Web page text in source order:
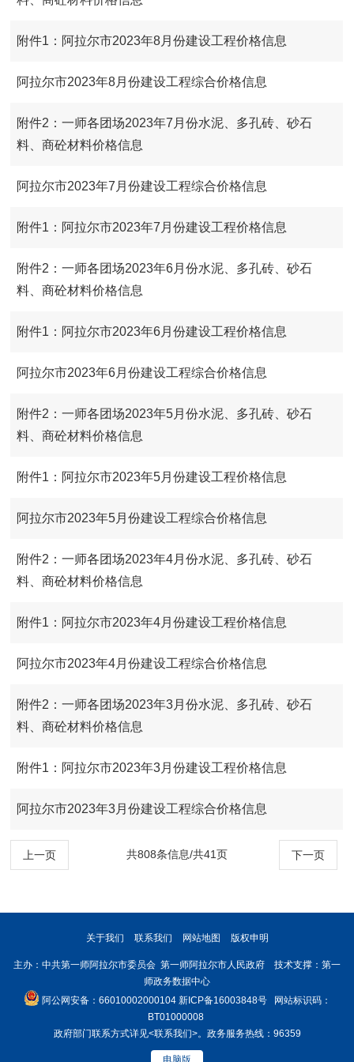
附件1：阿拉尔市2023年8月份建设工程价格信息
阿拉尔市2023年8月份建设工程综合价格信息
附件2：一师各团场2023年7月份水泥、多孔砖、砂石
料、商砼材料价格信息
阿拉尔市2023年7月份建设工程综合价格信息
附件1：阿拉尔市2023年7月份建设工程价格信息
附件2：一师各团场2023年6月份水泥、多孔砖、砂石
料、商砼材料价格信息
附件1：阿拉尔市2023年6月份建设工程价格信息
阿拉尔市2023年6月份建设工程综合价格信息
附件2：一师各团场2023年5月份水泥、多孔砖、砂石
料、商砼材料价格信息
附件1：阿拉尔市2023年5月份建设工程价格信息
阿拉尔市2023年5月份建设工程综合价格信息
附件2：一师各团场2023年4月份水泥、多孔砖、砂石
料、商砼材料价格信息
附件1：阿拉尔市2023年4月份建设工程价格信息
阿拉尔市2023年4月份建设工程综合价格信息
附件2：一师各团场2023年3月份水泥、多孔砖、砂石
料、商砼材料价格信息
附件1：阿拉尔市2023年3月份建设工程价格信息
阿拉尔市2023年3月份建设工程综合价格信息
上一页 下一页
共808条信息/共41页
关于我们 联系我们 网站地图 版权申明
主办：中共第一师阿拉尔市委员会 第一师阿拉尔市人民政府 技术支撑：第一
师政务数据中心
阿公网安备：66010002000104 新ICP备16003848号网站标识码：
BT01000008
政府部门联系方式详见<联系我们>。政务服务热线：96359
电脑版